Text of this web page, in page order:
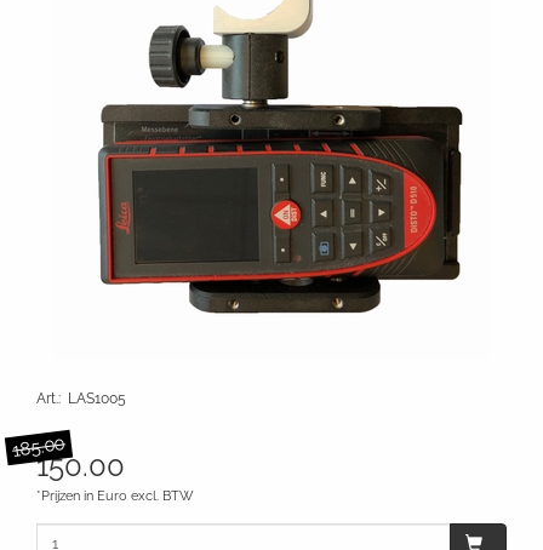
Art.: LAS1005
185.00
150.00
*Prijzen in Euro excl. BTW